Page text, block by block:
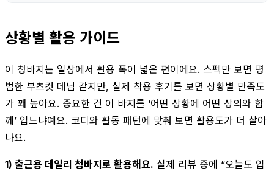
상황별 활용 가이드
이 청바지는 일상에서 활용 폭이 넓은 편이에요. 스펙만 보면 평
범한 부츠컷 데님 같지만, 실제 착용 후기를 보면 상황별 만족도
가 꽤 높아요. 중요한 건 이 바지를 ‘어떤 상황에 어떤 상의와 함
께’ 입느냐예요. 코디와 활동 패턴에 맞춰 보면 활용도가 더 살아
나요.
1) 출근용 데일리 청바지로 활용해요. 실제 리뷰 중에 “오늘도 입